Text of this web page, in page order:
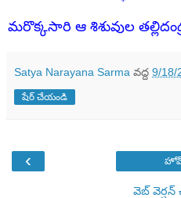
మరొక్కసారి ఆ శిశువుల
Satya Narayana Sarma వద్ద 9/18/
షేర్ చేయండి
‹
వెబ్